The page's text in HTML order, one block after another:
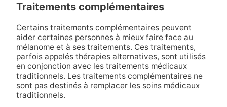
Traitements complémentaires
Certains traitements complémentaires peuvent
aider certaines personnes à mieux faire face au
mélanome et à ses traitements. Ces traitements,
parfois appelés thérapies alternatives, sont utilisés
en conjonction avec les traitements médicaux
traditionnels. Les traitements complémentaires ne
sont pas destinés à remplacer les soins médicaux
traditionnels.